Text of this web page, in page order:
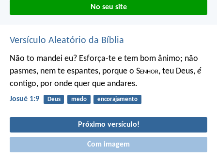
No seu site
Versículo Aleatório da Bíblia
Não to mandei eu? Esforça-te e tem bom ânimo; não
pasmes, nem te espantes, porque o Senhor, teu Deus, é
contigo, por onde quer que andares.
Josué 1:9 Deus medo encorajamento
Próximo versículo!
Com imagem